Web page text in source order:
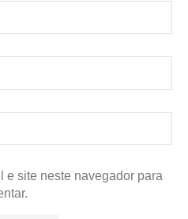
e site neste navegador para